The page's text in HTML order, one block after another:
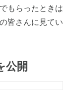
もらったときは
皆さんに見てい
公開